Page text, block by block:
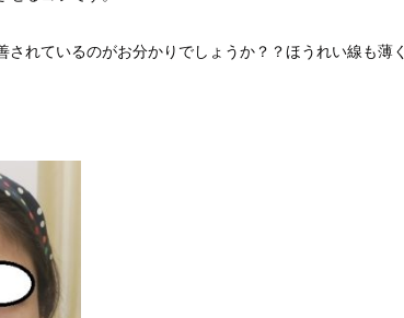
れているのがお分かりでしょうか？？ほうれい線も薄く